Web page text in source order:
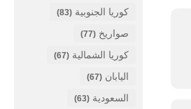
كوريا الجنوبية (83)
صواريخ (77)
كوريا الشمالية (67)
اليابان (67)
السعودية (63)